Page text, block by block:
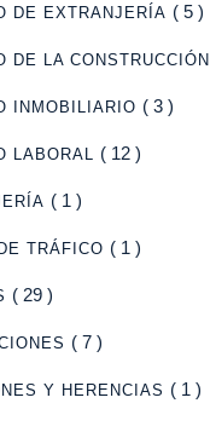
DE EXTRANJERÍA ( 5 )
DE LA CONSTRUCCIÓN
INMOBILIARIO ( 3 )
LABORAL ( 12 )
( 1 )
TRÁFICO ( 1 )
( 29 )
( 7 )
Y HERENCIAS ( 1 )